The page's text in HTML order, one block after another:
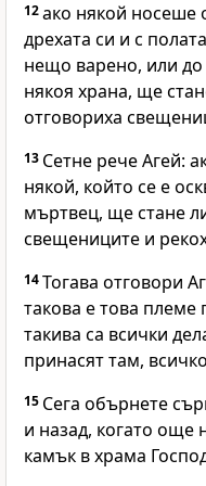
12ако някой носеше
дрехата си и с
нещо варено, или
някоя храна, ще
отговориха
13 Сетне рече Агей:
някой, който се е
мъртвец, ще стане
свещениците и
14Тогава отговори
такова е това племе
такива са всички
принасят там,
15 Сега обърнете
и назад, когато
камък в храма